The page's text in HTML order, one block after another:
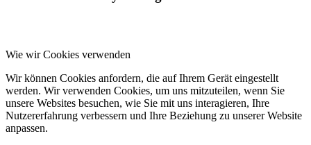
Wie wir Cookies verwenden
Wir können Cookies anfordern, die auf Ihrem Gerät eingestellt
werden. Wir verwenden Cookies, um uns mitzuteilen, wenn Sie
unsere Websites besuchen, wie Sie mit uns interagieren, Ihre
Nutzererfahrung verbessern und Ihre Beziehung zu unserer Website
anpassen.